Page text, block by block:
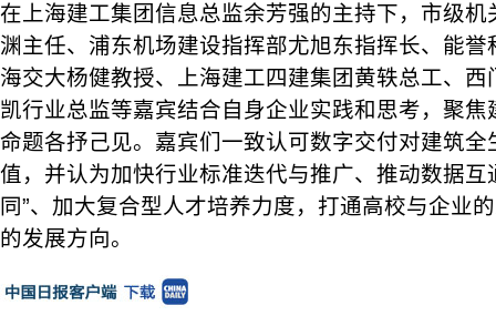
在上海建工集团信息总监余芳强的主持下，市级
渊主任、浦东机场建设指挥部尤旭东指挥长、能
海交大杨健教授、上海建工四建集团黄轶总工、
凯行业总监等嘉宾结合自身企业实践和思考，聚
命题各抒己见。嘉宾们一致认可数字交付对建筑
值，并认为加快行业标准迭代与推广、推动数据互
同”、加大复合型人才培养力度，打通高校与企业
的发展方向。